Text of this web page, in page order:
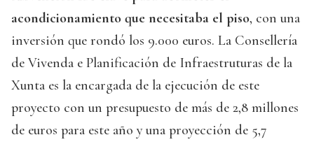
acondicionamiento que necesitaba el piso, con una
inversión que rondó los 9.000 euros. La Consellería
de Vivenda e Planificación de Infraestruturas de la
Xunta es la encargada de la ejecución de este
proyecto con un presupuesto de más de 2,8 millones
de euros para este año y una proyección de 5,7